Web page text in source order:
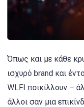
Όπως και με κάθε
ισχυρό brand και
WLFI ποικίλλουν –
άλλοι σαν μια